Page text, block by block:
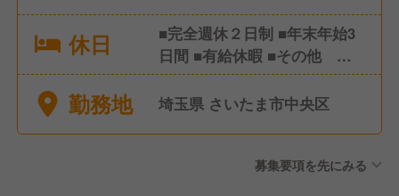
休日
■完全週休２日制 ■年末年始3
日間 ■有給休暇 ■その他 特
別休暇など ※年間休暇１１７
日
勤務地 埼玉県 さいたま市中央区
募集要項を先にみる